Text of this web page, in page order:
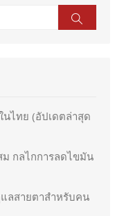
นไทย (อัปเดตล่าสุด
ม กลไกการลดไขมัน
ลสายตาสำหรับคน